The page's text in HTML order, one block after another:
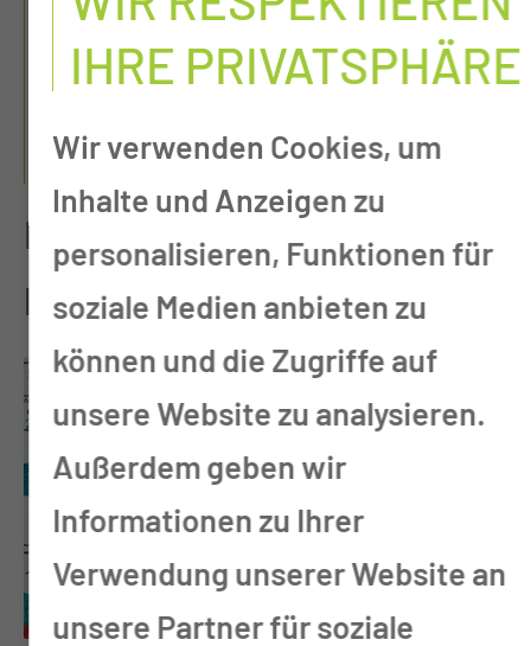
DIALOG DER
ZUKUNFT
GESTALTEN
Fortbildung für
Praxisanleitende, Akademie
IHRE PRIVATSPHÄRE
Wir verwenden Cookies, um
Inhalte und Anzeigen zu
personalisieren, Funktionen für
soziale Medien anbieten zu
können und die Zugriffe auf
unsere Website zu analysieren.
Außerdem geben wir
Informationen zu Ihrer
Verwendung unserer Website an
unsere Partner für soziale